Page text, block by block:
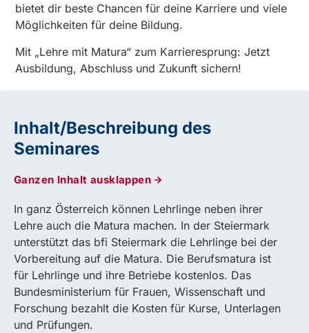
bietet dir beste Chancen für deine Karriere und viele
Möglichkeiten für deine Bildung.
Mit „Lehre mit Matura“ zum Karrieresprung: Jetzt
Ausbildung, Abschluss und Zukunft sichern!
Inhalt/Beschreibung des
Seminares
Ganzen Inhalt ausklappen
In ganz Österreich können Lehrlinge neben ihrer
Lehre auch die Matura machen. In der Steiermark
unterstützt das bfi Steiermark die Lehrlinge bei der
Vorbereitung auf die Matura. Die Berufsmatura ist
für Lehrlinge und ihre Betriebe kostenlos. Das
Bundesministerium für Frauen, Wissenschaft und
Forschung bezahlt die Kosten für Kurse, Unterlagen
und Prüfungen.